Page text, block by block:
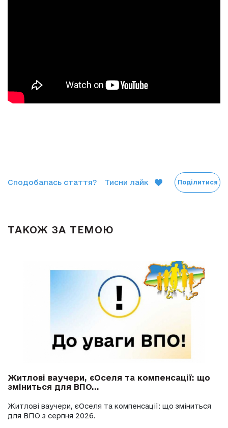
Сподобалась стаття? Тисни лайк Поділитися
ТАКОЖ ЗА ТЕМОЮ
Житлові ваучери, єОселя та компенсації: що
зміниться для ВПО...
Житлові ваучери, єОселя та компенсації: що зміниться
для ВПО з серпня 2026.